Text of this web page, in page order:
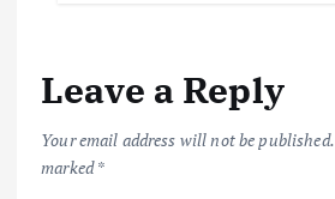
Leave a Reply
Your email address will not be published.
marked*